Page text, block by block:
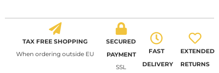
TAX FREE SHOPPING
When ordering outside EU
SECURED
PAYMENT
SSL
FAST
DELIVERY
EXTENDED
RETURNS